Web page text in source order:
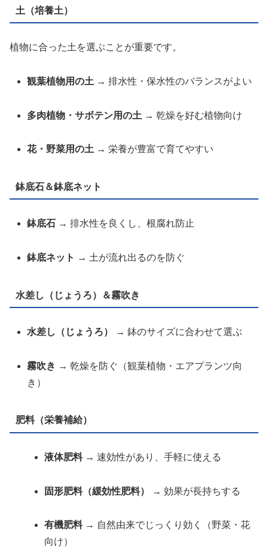
土（培養土）
植物に合った土を選ぶことが重要です。
観葉植物用の土 → 排水性・保水性のバランスがよい
多肉植物・サボテン用の土 → 乾燥を好む植物向け
花・野菜用の土 → 栄養が豊富で育てやすい
鉢底石＆鉢底ネット
鉢底石 → 排水性を良くし、根腐れ防止
鉢底ネット → 土が流れ出るのを防ぐ
水差し（じょうろ）＆霧吹き
水差し（じょうろ） → 鉢のサイズに合わせて選ぶ
霧吹き → 乾燥を防ぐ（観葉植物・エアプランツ向
き）
肥料（栄養補給）
液体肥料→ 速効性があり、手軽に使える
固形肥料（緩効性肥料） → 効果が長持ちする
有機肥料→ 自然由来でじっくり効く（野菜・花
向け）